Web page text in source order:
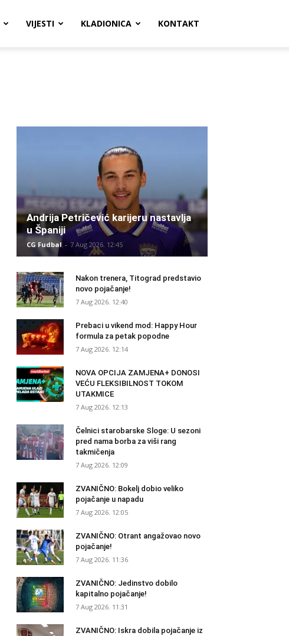
VIJESTI KLADIONICA KONTAKT
Andrija Petričević karijeru nastavlja
u Španiji
CG Fudbal - 7 Aug 2026. 12:45
Nakon trenera, Titograd predstavio
novo pojačanje!
7 Aug 2026. 12:40
Prebaci u vikend mod: Happy Hour
formula za petak popodne
7 Aug 2026. 12:14
NOVA OPCIJA ZAMJENA+ DONOSI
VEĆU FLEKSIBILNOST TOKOM
UTAKMICE
7 Aug 2026. 12:13
Čelnici starobarske Sloge: U sezoni
pred nama borba za viši rang
takmičenja
7 Aug 2026. 12:09
ZVANIČNO: Bokelj dobio veliko
pojačanje u napadu
7 Aug 2026. 12:05
ZVANIČNO: Otrant angažovao novo
pojačanje!
7 Aug 2026. 11:36
ZVANIČNO: Jedinstvo dobilo
kapitalno pojačanje!
7 Aug 2026. 11:31
ZVANIČNO: Iskra dobila pojačanje iz